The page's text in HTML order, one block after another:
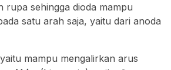
rupa sehingga dioda mampu
satu arah saja, yaitu dari anoda
mampu mengalirkan arus